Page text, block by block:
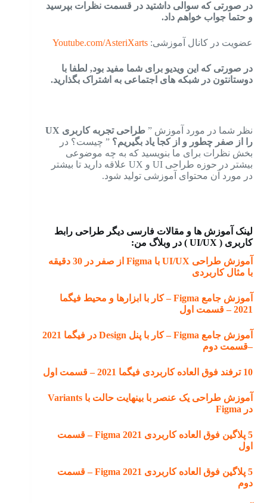
در صورتی که سوالی داشتید در قسمت نظرات بپرسید
و حتما جواب خواهم داد.
عضویت در کانال آموزشی: Youtube.com/AsteriXarts
در صورتی که این ویدیو برای شما مفید بود, لطفا با
دوستانتون در شبکه های اجتماعی به اشتراک بگذارید.
نظر شما در مورد آموزش ”
طراحی تجربه کاربری UX
را از صفر چطور و از کجا یاد بگیریم؟ ” چیست؟ در
بخش نظرات برای ما بنویسید که به چه موضوعی
بیشتر در حوزه طراحی UI و UX علاقه دارید تا بیشتر
در مورد آن محتوای آموزشی تولید شود.
لینک آموزش ها و مقالات فارسی دیگر طراحی رابط
کاربری ( UI/UX ) در وبلاگ من:
آموزش طراحی UI/UX با Figma از صفر در 30 دقیقه
با مثال کاربردی
آموزش جامع Figma – کار با ابزارها و محیط فیگما
2021 – قسمت اول
آموزش جامع Figma – کار با پنل Design در فیگما 2021
–قسمت دوم
10 ترفند فوق العاده کاربردی فیگما 2021 – قسمت اول
آموزش طراحی یک عنصر با بینهایت حالت با Variants
در Figma
5 پلاگین فوق العاده کاربردی Figma 2021 – قسمت
اول
5 پلاگین فوق العاده کاربردی Figma 2021 – قسمت
دوم